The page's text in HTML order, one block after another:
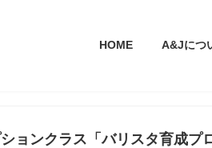
HOME A&Jにつ
ョンクラス「バリスタ育成プ